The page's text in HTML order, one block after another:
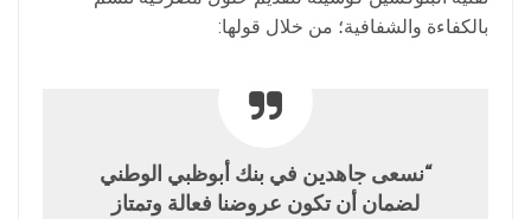
بالكفاءة والشفافية؛ من خلال قولها:
“نسعى جاهدين في بنك أبوظبي الوطني
لضمان أن تكون عروضنا فعالة وتمتاز